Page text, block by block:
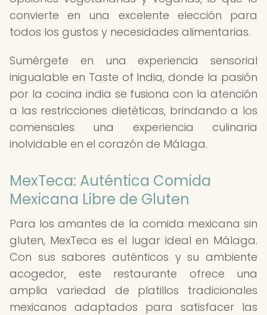
convierte en una excelente elección para
todos los gustos y necesidades alimentarias.
Sumérgete en una experiencia sensorial
inigualable en Taste of India, donde la pasión
por la cocina india se fusiona con la atención
a las restricciones dietéticas, brindando a los
comensales una experiencia culinaria
inolvidable en el corazón de Málaga.
MexTeca: Auténtica Comida
Mexicana Libre de Gluten
Para los amantes de la comida mexicana sin
gluten, MexTeca es el lugar ideal en Málaga.
Con sus sabores auténticos y su ambiente
acogedor, este restaurante ofrece una
amplia variedad de platillos tradicionales
mexicanos adaptados para satisfacer las